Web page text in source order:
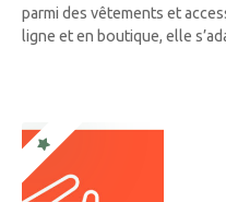
parmi des vêtements et
ligne et en boutique, elle